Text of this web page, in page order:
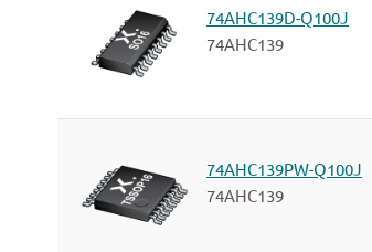
74AHC139D-Q100J
74AHC139
74AHC139PW-Q100J
74AHC139